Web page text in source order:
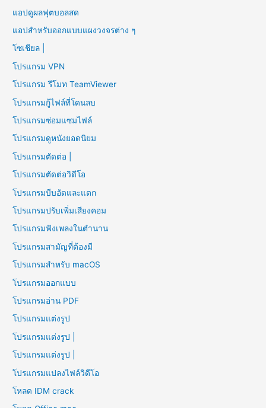
แอปดูผลฟุตบอลสด
แอปสำหรับออกแบบแผงวงจรต่าง ๆ
โซเชียล |
โปรแกรม VPN
โปรแกรม รีโมท TeamViewer
โปรแกรมกู้ไฟล์ที่โดนลบ
โปรแกรมซ่อมแซมไฟล์
โปรแกรมดูหนังยอดนิยม
โปรแกรมตัดต่อ |
โปรแกรมตัดต่อวิดีโอ
โปรแกรมบีบอัดและแตก
โปรแกรมปรับเพิ่มเสียงคอม
โปรแกรมฟังเพลงในตำนาน
โปรแกรมสามัญที่ต้องมี
โปรแกรมสำหรับ macOS
โปรแกรมออกแบบ
โปรแกรมอ่าน PDF
โปรแกรมแต่งรูป
โปรแกรมแต่งรูป |
โปรแกรมแต่งรูป |
โปรแกรมแปลงไฟล์วิดีโอ
โหลด IDM crack